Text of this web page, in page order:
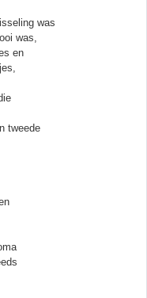
was
was,
en
tweede